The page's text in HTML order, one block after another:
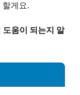
게요.
도움이 되는지 알